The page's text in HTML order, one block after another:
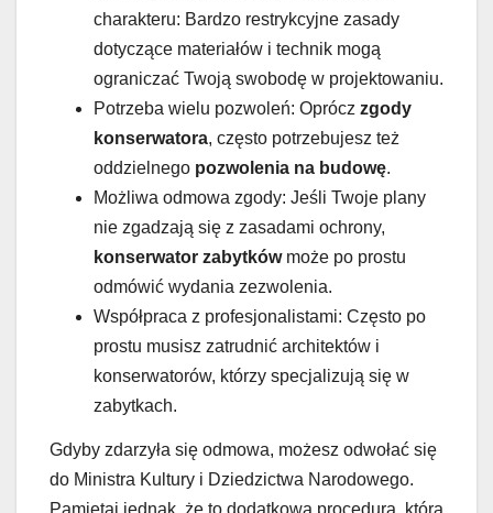
charakteru: Bardzo restrykcyjne zasady
dotyczące materiałów i technik mogą
ograniczać Twoją swobodę w projektowaniu.
Potrzeba wielu pozwoleń: Oprócz zgody
konserwatora, często potrzebujesz też
oddzielnego pozwolenia na budowę.
Możliwa odmowa zgody: Jeśli Twoje plany
nie zgadzają się z zasadami ochrony,
konserwator zabytkówmoże po prostu
odmówić wydania zezwolenia.
Współpraca z profesjonalistami: Często po
prostu musisz zatrudnić architektów i
konserwatorów, którzy specjalizują się w
zabytkach.
Gdyby zdarzyła się odmowa, możesz odwołać się
do Ministra Kultury i Dziedzictwa Narodowego.
Pamiętaj jednak, że to dodatkowa procedura, która